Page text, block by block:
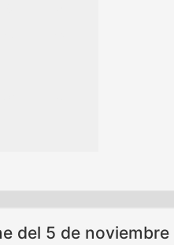
del 5 de noviembre